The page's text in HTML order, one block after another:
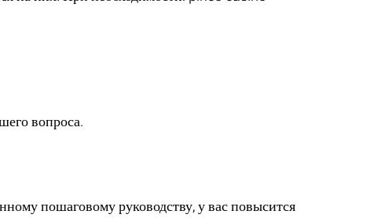
вопроса.
пошаговому руководству, у вас повысится